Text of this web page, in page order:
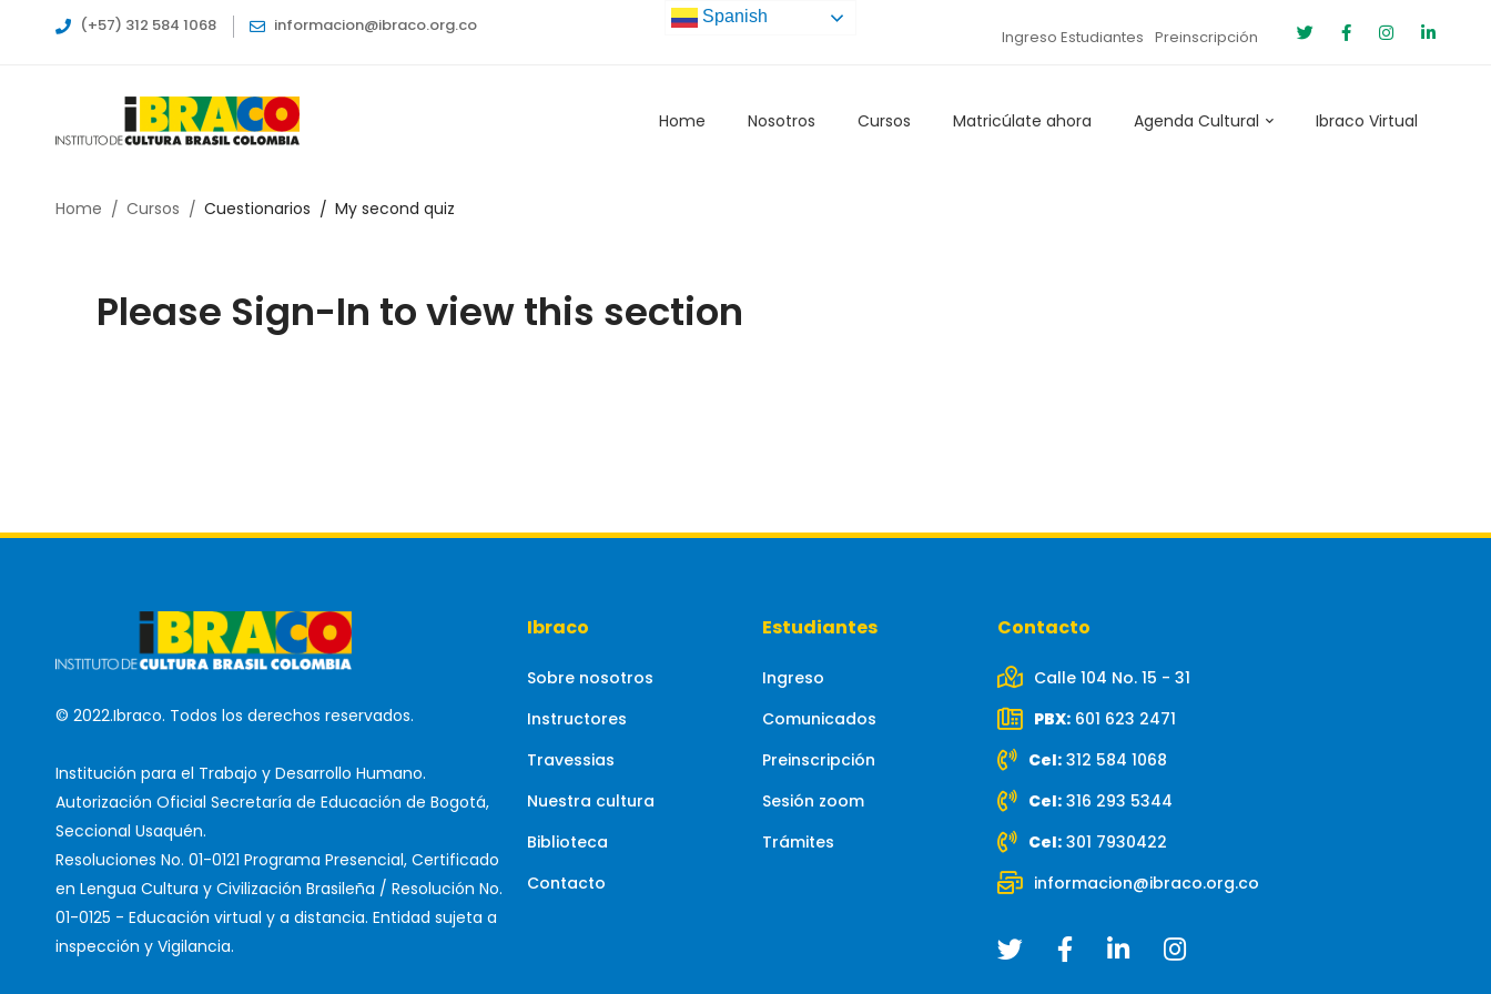
(+57) 312 584 1068 informacion@ibraco.org.co
Ingreso Estudiantes Preinscripción
Home Nosotros Cursos Matricúlate ahora Agenda Cultural Ibraco Virtual
Home Cursos Cuestionarios My second quiz
Please Sign-In to view this section
© 2022.Ibraco. Todos los derechos reservados.
Institución para el Trabajo y Desarrollo Humano.
Autorización Oficial Secretaría de Educación de Bogotá,
Seccional Usaquén.
Resoluciones No. 01-0121 Programa Presencial, Certificado
en Lengua Cultura y Civilización Brasileña / Resolución No.
01-0125 - Educación virtual y a distancia. Entidad sujeta a
inspección y Vigilancia.
Ibraco
Sobre nosotros
Instructores
Travessias
Nuestra cultura
Biblioteca
Contacto
Estudiantes
Ingreso
Comunicados
Preinscripción
Sesión zoom
Trámites
Contacto
Calle 104 No. 15 - 31
PBX: 601 623 2471
Cel: 312 584 1068
Cel: 316 293 5344
Cel: 301 7930422
informacion@ibraco.org.co
Spanish